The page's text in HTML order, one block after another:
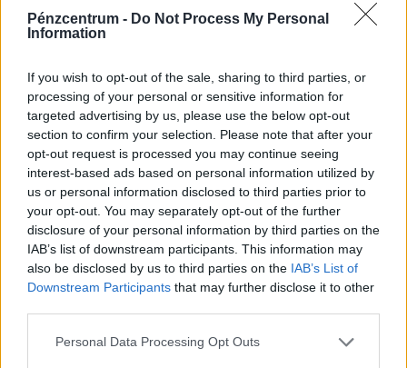
Pénzcentrum - Do Not Process My Personal
Information
If you wish to opt-out of the sale, sharing to third parties, or
processing of your personal or sensitive information for
targeted advertising by us, please use the below opt-out
section to confirm your selection. Please note that after your
opt-out request is processed you may continue seeing
interest-based ads based on personal information utilized by
us or personal information disclosed to third parties prior to
your opt-out. You may separately opt-out of the further
disclosure of your personal information by third parties on the
IAB’s list of downstream participants. This information may
also be disclosed by us to third parties on the IAB’s List of
Downstream Participants that may further disclose it to other
Personal Data Processing Opt Outs
Brutális összeget fizet vissza az állam több
magyar cégnek is: ezt a teljes magyar
költségvetés megérzi
A különadó az elmúlt években több ágazat, köztük az
olajipar, a vegyipar és az építőanyag-gyártás szereplőit is
érzékenyen érintette.